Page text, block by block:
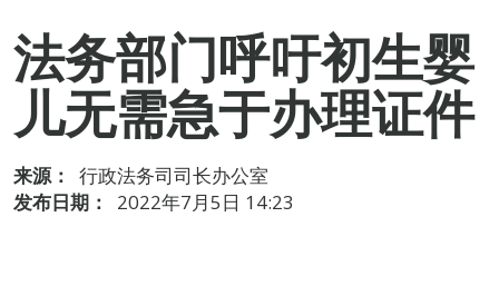
法务部门呼吁初生婴
儿无需急于办理证件
来源：
行政法务司司长办公室
发布日期：
2022年7月5日 14:23